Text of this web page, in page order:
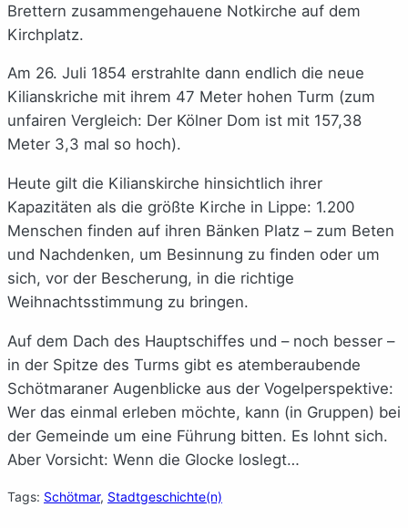
Brettern zusammengehauene Notkirche auf dem
Kirchplatz.
Am 26. Juli 1854 erstrahlte dann endlich die neue
Kilianskriche mit ihrem 47 Meter hohen Turm (zum
unfairen Vergleich: Der Kölner Dom ist mit 157,38
Meter 3,3 mal so hoch).
Heute gilt die Kilianskirche hinsichtlich ihrer
Kapazitäten als die größte Kirche in Lippe: 1.200
Menschen finden auf ihren Bänken Platz – zum Beten
und Nachdenken, um Besinnung zu finden oder um
sich, vor der Bescherung, in die richtige
Weihnachtsstimmung zu bringen.
Auf dem Dach des Hauptschiffes und – noch besser –
in der Spitze des Turms gibt es atemberaubende
Schötmaraner Augenblicke aus der Vogelperspektive:
Wer das einmal erleben möchte, kann (in Gruppen) bei
der Gemeinde um eine Führung bitten. Es lohnt sich.
Aber Vorsicht: Wenn die Glocke loslegt…
Tags: Schötmar, Stadtgeschichte(n)